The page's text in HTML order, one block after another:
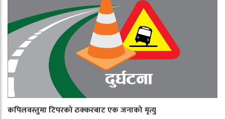
कपिलवस्तुमा टिपरको ठक्करबाट एक जनाको मृत्यु